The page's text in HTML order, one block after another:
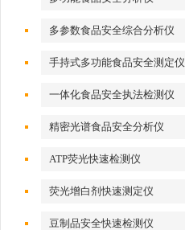
多参数食品安全综合分析仪
手持式多功能食品安全测定仪
一体化食品安全执法检测仪
精密光谱食品安全分析仪
ATP荧光快速检测仪
荧光增白剂快速测定仪
豆制品安全快速检测仪